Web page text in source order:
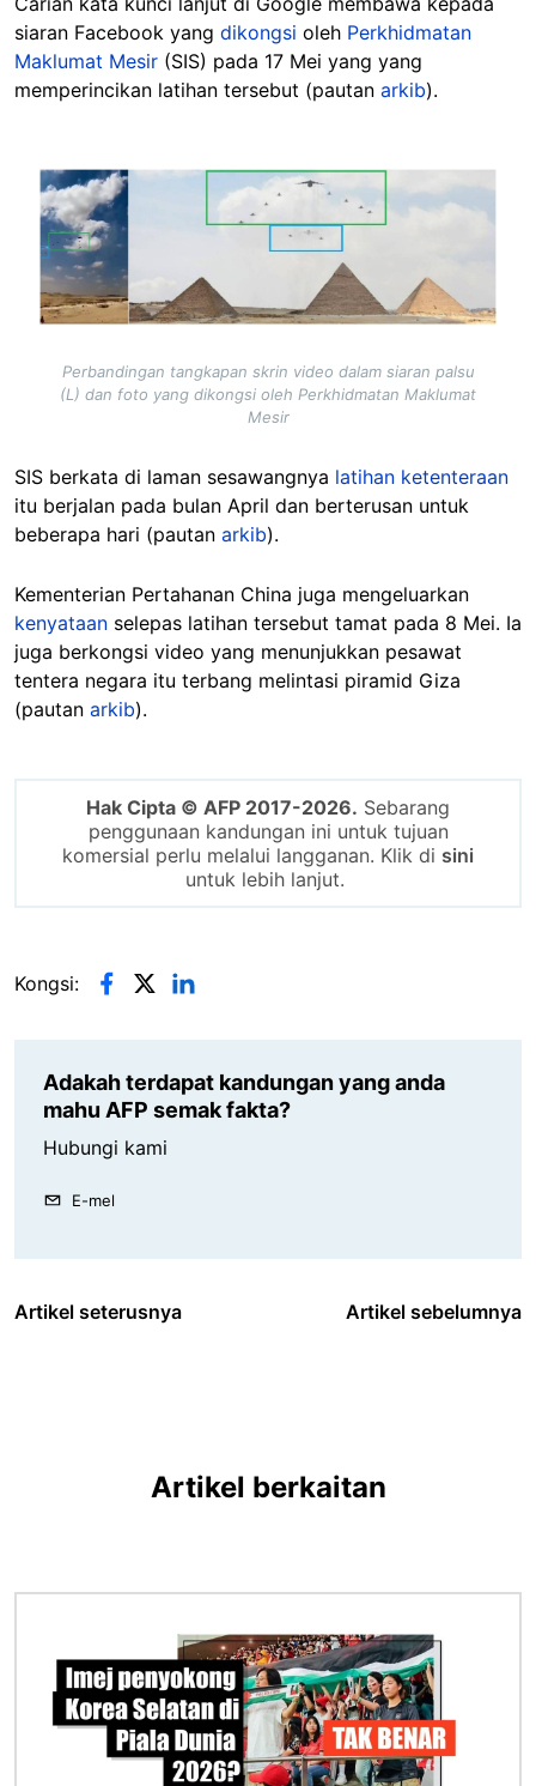
siaran Facebook yang dikongsi oleh Perkhidmatan
Maklumat Mesir (SIS) pada 17 Mei yang yang
memperincikan latihan tersebut (pautan arkib).
Image
Perbandingan tangkapan skrin video dalam siaran palsu
(L) dan foto yang dikongsi oleh Perkhidmatan Maklumat
Mesir
SIS berkata di laman sesawangnya latihan ketenteraan
itu berjalan pada bulan April dan berterusan untuk
beberapa hari (pautan arkib).
Kementerian Pertahanan China juga mengeluarkan
kenyataan selepas latihan tersebut tamat pada 8 Mei. Ia
juga berkongsi video yang menunjukkan pesawat
tentera negara itu terbang melintasi piramid Giza
(pautan arkib).
Hak Cipta © AFP 2017-2026. Sebarang
penggunaan kandungan ini untuk tujuan
komersial perlu melalui langganan. Klik di sini
untuk lebih lanjut.
Kongsi:
Adakah terdapat kandungan yang anda
mahu AFP semak fakta?
Hubungi kami
E-mel
Artikel seterusnya Artikel sebelumnya
Artikel berkaitan